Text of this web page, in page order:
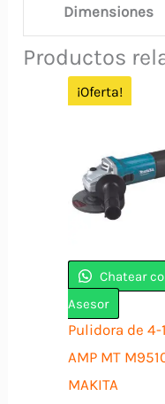
Dimensiones
Productos
¡Oferta!
Chatear
Asesor
Pulidora de 4-
AMP MT
MAKITA